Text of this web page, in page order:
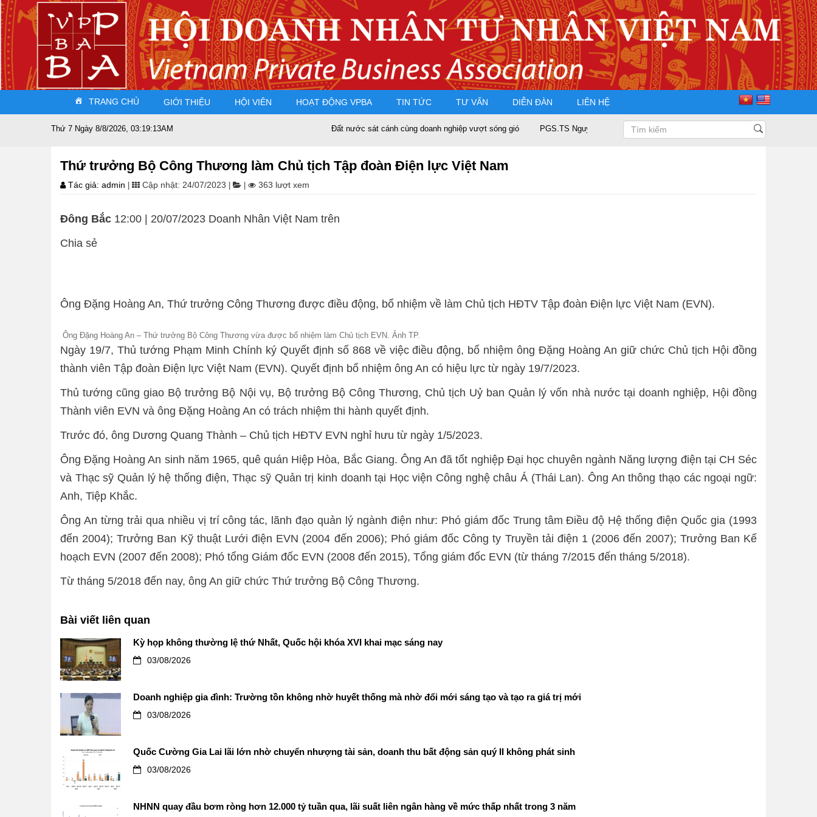
TRANG CHỦ GIỚI THIỆU HỘI VIÊN HOẠT ĐỘNG VPBA TIN TỨC TƯ VẤN DIỄN ĐÀN LIÊN HỆ
Thứ 7 Ngày 8/8/2026, 03:19:13AM Đất nước sát cánh cùng doanh nghiệp vượt sóng gió PGS.TS Nguyễn Trọng Điều tái đắc cử Chủ tịch Hội Doanh nhân Tư nhân Việt
Thứ trưởng Bộ Công Thương làm Chủ tịch Tập đoàn Điện lực Việt Nam
Tác giả: admin Cập nhật: 24/07/2023 363 lượt xem
Đông Bắc 12:00 | 20/07/2023 Doanh Nhân Việt Nam trên
Chia sẻ
Ông Đặng Hoàng An, Thứ trưởng Công Thương được điều động, bổ nhiệm về làm Chủ tịch HĐTV Tập đoàn Điện lực Việt Nam (EVN).
Ông Đặng Hoàng An – Thứ trưởng Bộ Công Thương vừa được bổ nhiệm làm Chủ tịch EVN. Ảnh TP.
Ngày 19/7, Thủ tướng Phạm Minh Chính ký Quyết định số 868 về việc điều động, bổ nhiệm ông Đặng Hoàng An giữ chức Chủ tịch Hội đồng
thành viên Tập đoàn Điện lực Việt Nam (EVN). Quyết định bổ nhiệm ông An có hiệu lực từ ngày 19/7/2023.
Thủ tướng cũng giao Bộ trưởng Bộ Nội vụ, Bộ trưởng Bộ Công Thương, Chủ tịch Uỷ ban Quản lý vốn nhà nước tại doanh nghiệp, Hội đồng
Thành viên EVN và ông Đặng Hoàng An có trách nhiệm thi hành quyết định.
Trước đó, ông Dương Quang Thành – Chủ tịch HĐTV EVN nghỉ hưu từ ngày 1/5/2023.
Ông Đặng Hoàng An sinh năm 1965, quê quán Hiệp Hòa, Bắc Giang. Ông An đã tốt nghiệp Đại học chuyên ngành Năng lượng điện tại CH Séc
và Thạc sỹ Quản lý hệ thống điện, Thạc sỹ Quản trị kinh doanh tại Học viện Công nghệ châu Á (Thái Lan). Ông An thông thạo các ngoại ngữ:
Anh, Tiệp Khắc.
Ông An từng trải qua nhiều vị trí công tác, lãnh đạo quản lý ngành điện như: Phó giám đốc Trung tâm Điều độ Hệ thống điện Quốc gia (1993
đến 2004); Trưởng Ban Kỹ thuật Lưới điện EVN (2004 đến 2006); Phó giám đốc Công ty Truyền tải điện 1 (2006 đến 2007); Trưởng Ban Kế
hoạch EVN (2007 đến 2008); Phó tổng Giám đốc EVN (2008 đến 2015), Tổng giám đốc EVN (từ tháng 7/2015 đến tháng 5/2018).
Từ tháng 5/2018 đến nay, ông An giữ chức Thứ trưởng Bộ Công Thương.
Bài viết liên quan
Kỳ họp không thường lệ thứ Nhất, Quốc hội khóa XVI khai mạc sáng nay
03/08/2026
Doanh nghiệp gia đình: Trường tồn không nhờ huyết thống mà nhờ đổi mới sáng tạo và tạo ra giá trị mới
03/08/2026
Quốc Cường Gia Lai lãi lớn nhờ chuyển nhượng tài sản, doanh thu bất động sản quý II không phát sinh
03/08/2026
NHNN quay đầu bơm ròng hơn 12.000 tỷ tuần qua, lãi suất liên ngân hàng về mức thấp nhất trong 3 năm